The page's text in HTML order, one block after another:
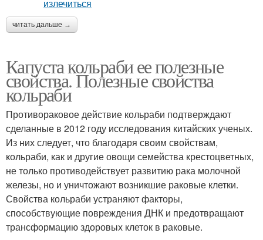
читать дальше →
Капуста кольраби ее полезные
свойства. Полезные свойства
кольраби
Противораковое действие кольраби подтверждают
сделанные в 2012 году исследования китайских ученых.
Из них следует, что благодаря своим свойствам,
кольраби, как и другие овощи семейства крестоцветных,
не только противодействует развитию рака молочной
железы, но и уничтожают возникшие раковые клетки.
Свойства кольраби устраняют факторы,
способствующие повреждения ДНК и предотвращают
трансформацию здоровых клеток в раковые.